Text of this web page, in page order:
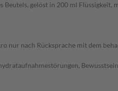
gelöst in 200 ml
nur nach Rücksprache mit dem